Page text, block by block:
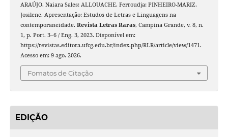
ARAÚJO, Naiara Sales; ALLOUACHE, Ferroudja; PINHEIRO-MARIZ,
Josilene. Apresentação: Estudos de Letras e Linguagens na
contemporaneidade. Revista Letras Raras, Campina Grande, v. 8, n.
1, p. Port. 3–6 / Eng. 3, 2023. Disponível em:
https://revistas.editora.ufcg.edu.br/index.php/RLR/article/view/1471.
Acesso em: 9 ago. 2026.
Fomatos de Citação
EDIÇÃO